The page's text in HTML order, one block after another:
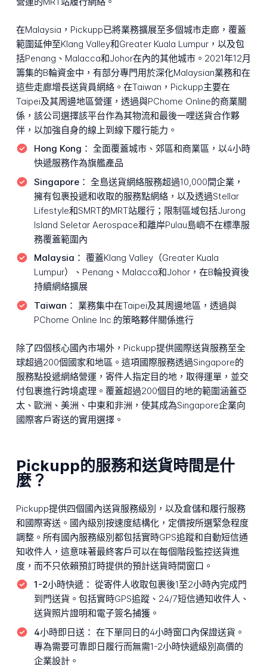
在Malaysia，Pickupp已將業務擴展至多個城市走廊，覆蓋
範圍延伸至Klang Valley和Greater Kuala Lumpur，以及包
括Penang、Malacca和Johor在內的其他城市。2021年12月
籌集的B輪資金中，有部分專門用於深化Malaysian業務和在
這些走廊增長送貨員網絡。在Taiwan，Pickupp主要在
Taipei及其周邊地區營運，透過與PChome Online的商業關
係，該公司選擇該平台作為其物流和最後一哩送貨合作夥
伴，以加強自身的線上到線下履行能力。
Hong Kong： 全面覆蓋城市、郊區和商業區，以4小時
快遞服務作為旗艦產品
Singapore： 全島送貨網絡服務超過10,000間企業，
擁有包裹投遞和收取的服務點網絡，以及透過Stellar
Lifestyle和SMRT的MRT站履行；限制區域包括Jurong
Island Seletar Aerospace和離岸Pulau島嶼不在標準服
務覆蓋範圍內
Malaysia： 覆蓋Klang Valley（Greater Kuala
Lumpur）、Penang、Malacca和Johor，在B輪投資後
持續網絡擴展
Taiwan： 業務集中在Taipei及其周邊地區，透過與
PChome Online Inc.的策略夥伴關係進行
除了四個核心國內市場外，Pickupp提供國際送貨服務至全
球超過200個國家和地區。這項國際服務透過Singapore的
服務點投遞網絡營運，寄件人指定目的地，取得運單，並交
付包裹進行跨境處理。覆蓋超過200個目的地的範圍涵蓋亞
太、歐洲、美洲、中東和非洲，使其成為Singapore企業向
國際客戶寄送的實用選擇。
Pickupp的服務和送貨時間是什
麼？
Pickupp提供四個國內送貨服務級別，以及倉儲和履行服務
和國際寄送。國內級別按速度結構化，定價按所選緊急程度
調整。所有國內服務級別都包括實時GPS追蹤和自動短信通
知收件人，這意味著最終客戶可以在每個階段監控送貨進
度，而不只依賴預訂時提供的預計送貨時間窗口。
1-2小時快遞： 從寄件人收取包裹後1至2小時內完成門
到門送貨。包括實時GPS追蹤、24/7短信通知收件人、
送貨照片證明和電子簽名捕獲。
4小時即日送： 在下單同日的4小時窗口內保證送貨。
專為需要可靠即日履行而無需1-2小時快遞級別高價的
企業設計。